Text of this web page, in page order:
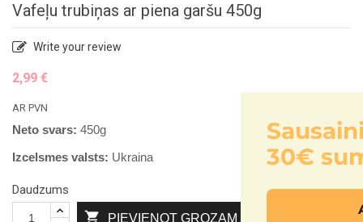
Vafeļu trubiņas ar piena garšu 450g
Write your review
2,99 €
AR PVN
Neto svars: 450g
Izcelsmes valsts: Ukraina
Daudzums
 PIEVIENOT GROZAM
Sausainiai dovanų,
30€ sumos!
Atsiimti nuolaidą